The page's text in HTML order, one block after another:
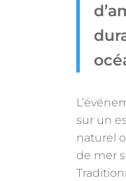
sur un
naturel
de mer